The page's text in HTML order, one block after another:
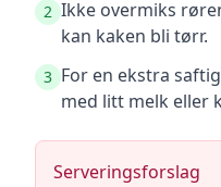
2 Ikke overmiks
kan kaken bli tørr.
3 For en ekstra
med litt melk eller
Serveringsforslag